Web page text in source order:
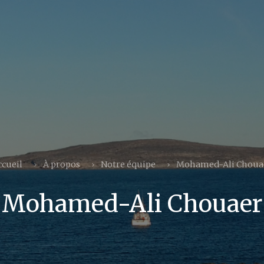
À propos Notre équipe Mohamed-Ali
Mohamed-Ali Chouaer